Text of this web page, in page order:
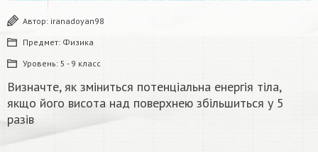
Автор: iranadoyan98
Предмет: Физика
Уровень: 5 - 9 класс
Визначте, як зміниться потенціальна енергія тіла,
якщо його висота над поверхнею збільшиться у 5
разів